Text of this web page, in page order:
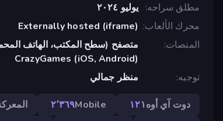
مطلق سراحه
يوليو ٢٠٢٤
محرك الألعاب
Externally hosted (iframe)
المنصات
متصفح (سطح المكتب، الهاتف
CrazyGames (iOS, Android)
توجيه
منظر جمالي
دوت آي أوه١٢١ Mobile٢٬٣٦٩